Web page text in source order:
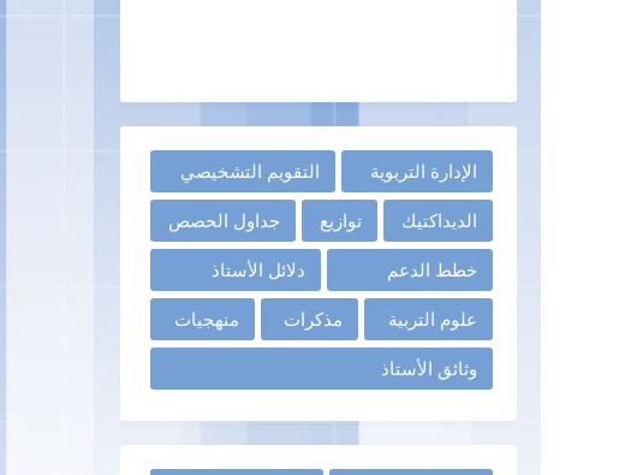
الإدارة التربوية التقويم التشخيصي
الديداكتيك توازيع جداول الحصص
خطط الدعم دلائل الأستاذ
علوم التربية مذكرات منهجيات
وثائق الأستاذ